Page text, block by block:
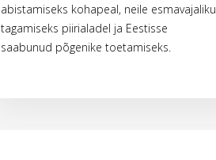
abistamiseks kohapeal, neile esmavajaliku
tagamiseks piirialadel ja Eestisse
saabunud põgenike toetamiseks.